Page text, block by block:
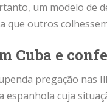
um modelo de
que outros
Cuba e
pregação nas
espanhola cuja